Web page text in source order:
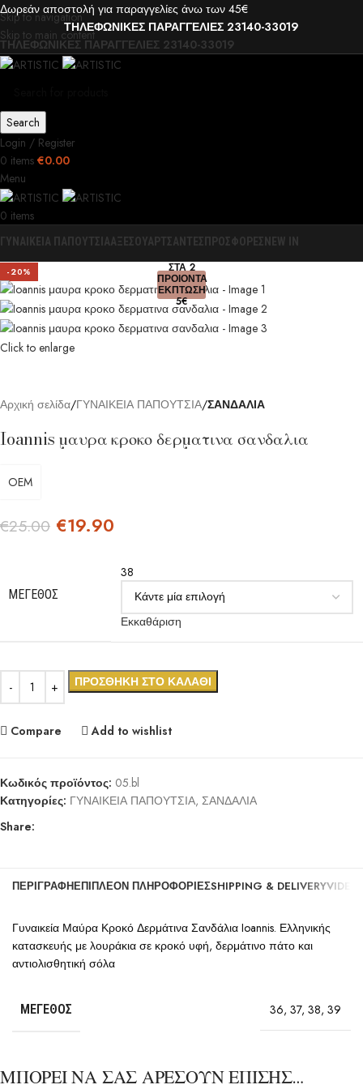
Skip to navigation
Skip to main content
Δωρεάν αποστολή για παραγγελίες άνω των 45€
ΤΗΛΕΦΩΝΙΚΕΣ ΠΑΡΑΓΓΕΛΙΕΣ 23140-33019
ΤΗΛΕΦΩΝΙΚΕΣ ΠΑΡΑΓΓΕΛΙΕΣ 23140-33019
Search
Login / Register
0 items €0.00
Menu
0 items
ΓΥΝΑΙΚΕΙΑ ΠΑΠΟΥΤΣΙΑΑΞΕΣΟΥΑΡΤΣΑΝΤΕΣ ΠΡΟΣΦΟΡΕΣ NEW IN
0-20% ΣΤΑ 2
ΠΡΟΙΟΝΤΑ
ΕΚΠΤΩΣΗ
5€
Click to enlarge
Αρχική σελίδα ΓΥΝΑΙΚΕΙΑ ΠΑΠΟΥΤΣΙΑ ΣΑΝΔΑΛΙΑ
Ioannis μαυρα κροκο δερματινα σανδαλια
OEM
€25.00 €19.90
ΜΈΓΕΘΟΣ
38
Εκκαθάριση
ΠΡΟΣΘΉΚΗ ΣΤΟ ΚΑΛΆΘΙ
Compare Add to wishlist
Κωδικός προϊόντος: 05.bl
Κατηγορίες: ΓΥΝΑΙΚΕΙΑ ΠΑΠΟΥΤΣΙΑ, ΣΑΝΔΑΛΙΑ
Share:
ΠΕΡΙΓΡΑΦΉΕΠΙΠΛΈΟΝ ΠΛΗΡΟΦΟΡΊΕΣSHIPPING & DELIVERYVIDEO
Γυναικεία Μαύρα Κροκό Δερμάτινα Σανδάλια Ioannis. Ελληνικής
κατασκευής με λουράκια σε κροκό υφή, δερμάτινο πάτο και
αντιολισθητική σόλα
ΜΈΓΕΘΟΣ 36, 37, 38, 39
ΜΠΟΡΕΙ ΝΑ ΣΑΣ ΑΡΕΣΟΥΝ ΕΠΙΣΗΣ…